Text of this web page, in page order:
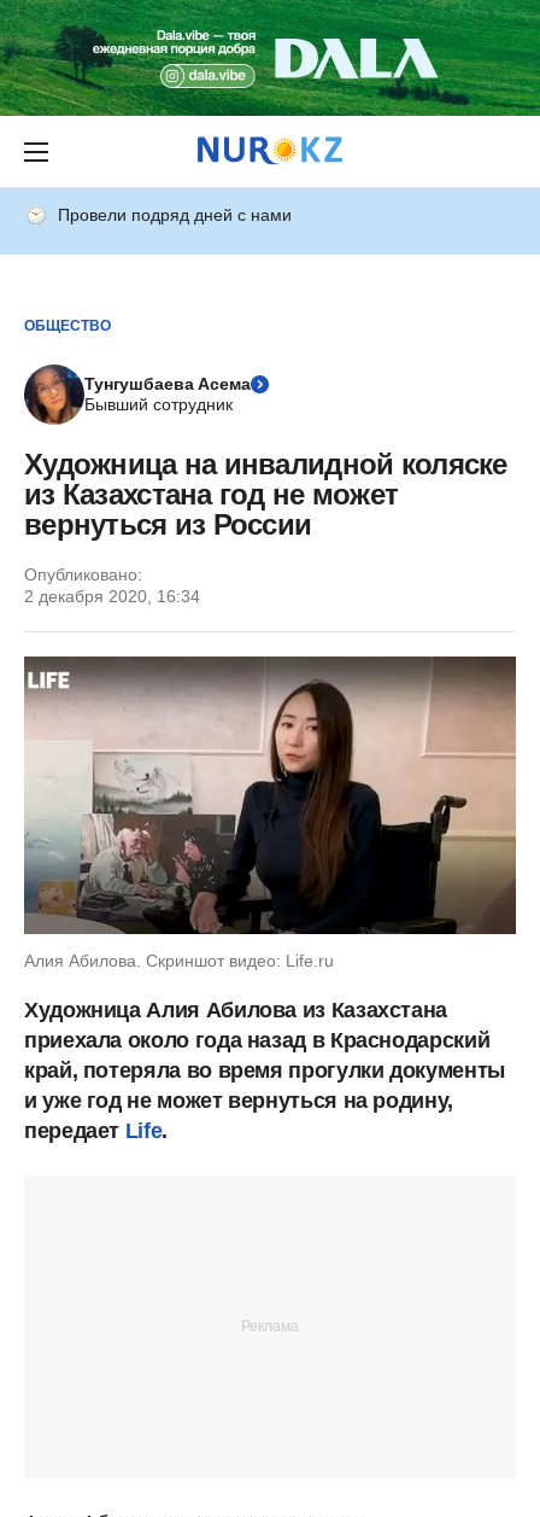
Провели подряд дней с нами
ОБЩЕСТВО
Тунгушбаева Асема
Бывший сотрудник
Художница на инвалидной коляске
из Казахстана год не может
вернуться из России
Опубликовано:
2 декабря 2020, 16:34
Алия Абилова. Скриншот видео: Life.ru
Художница Алия Абилова из Казахстана
приехала около года назад в Краснодарский
край, потеряла во время прогулки документы
и уже год не может вернуться на родину,
передает Life.